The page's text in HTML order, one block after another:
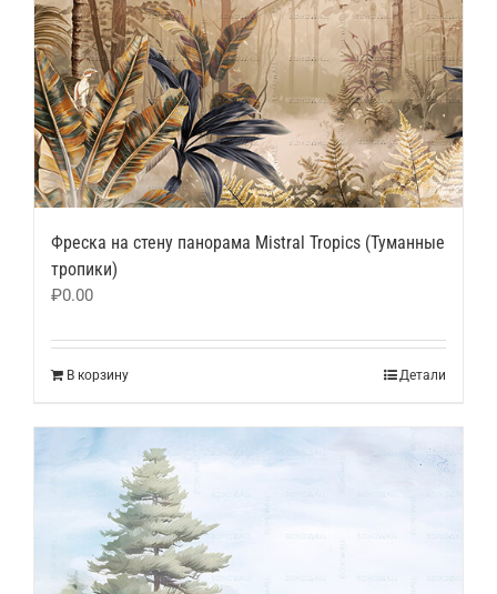
Фреска на стену панорама Mistral Tropics (Туманные
тропики)
₽0.00
В корзину Детали